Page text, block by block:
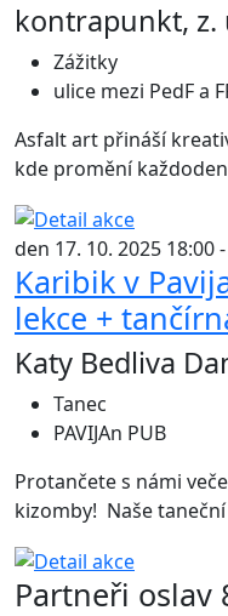
kontrapunkt, z.
Zážitky
ulice mezi PedF a
Asfalt art přináší
kde promění
den 17. 10. 2025 18:00
Karibik v
lekce +
Katy Bedliva
Tanec
PAVIJAn PUB
Protančete s námi
kizomby! Naše taneční
Partneři oslav